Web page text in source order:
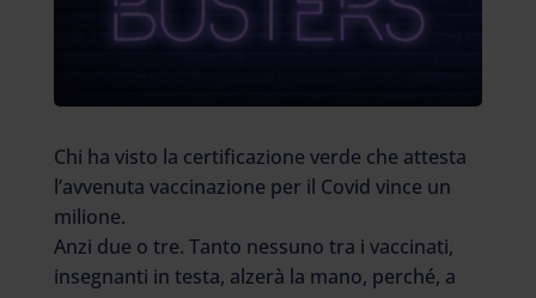
Chi ha visto la certificazione verde che attesta
l’avvenuta vaccinazione per il Covid vince un
milione.
Anzi due o tre. Tanto nessuno tra i vaccinati,
insegnanti in testa, alzerà la mano, perché, a